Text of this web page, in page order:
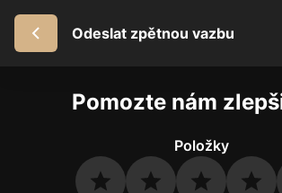
Odeslat zpětnou vazbu
Pomozte nám
Položky